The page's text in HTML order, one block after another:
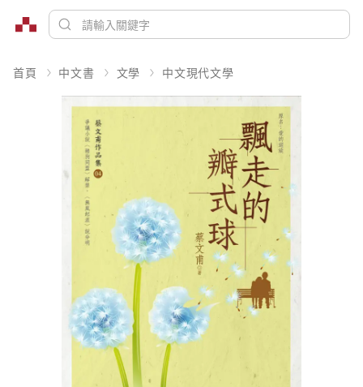
首頁 中文書 文學 中文現代文學